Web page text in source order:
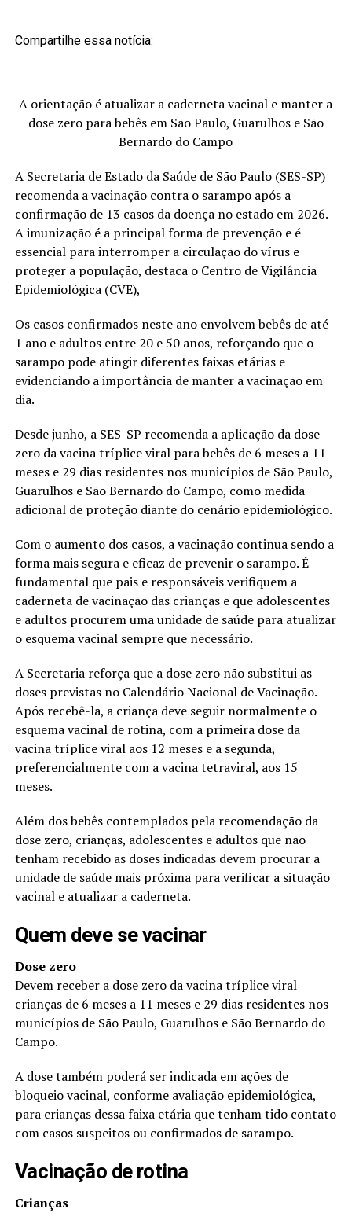
Compartilhe essa notícia:
A orientação é atualizar a caderneta vacinal e manter a
dose zero para bebês em São Paulo, Guarulhos e São
Bernardo do Campo
A Secretaria de Estado da Saúde de São Paulo (SES-SP)
recomenda a vacinação contra o sarampo após a
confirmação de 13 casos da doença no estado em 2026.
A imunização é a principal forma de prevenção e é
essencial para interromper a circulação do vírus e
proteger a população, destaca o Centro de Vigilância
Epidemiológica (CVE),
Os casos confirmados neste ano envolvem bebês de até
1 ano e adultos entre 20 e 50 anos, reforçando que o
sarampo pode atingir diferentes faixas etárias e
evidenciando a importância de manter a vacinação em
dia.
Desde junho, a SES-SP recomenda a aplicação da dose
zero da vacina tríplice viral para bebês de 6 meses a 11
meses e 29 dias residentes nos municípios de São Paulo,
Guarulhos e São Bernardo do Campo, como medida
adicional de proteção diante do cenário epidemiológico.
Com o aumento dos casos, a vacinação continua sendo a
forma mais segura e eficaz de prevenir o sarampo. É
fundamental que pais e responsáveis verifiquem a
caderneta de vacinação das crianças e que adolescentes
e adultos procurem uma unidade de saúde para atualizar
o esquema vacinal sempre que necessário.
A Secretaria reforça que a dose zero não substitui as
doses previstas no Calendário Nacional de Vacinação.
Após recebê-la, a criança deve seguir normalmente o
esquema vacinal de rotina, com a primeira dose da
vacina tríplice viral aos 12 meses e a segunda,
preferencialmente com a vacina tetraviral, aos 15
meses.
Além dos bebês contemplados pela recomendação da
dose zero, crianças, adolescentes e adultos que não
tenham recebido as doses indicadas devem procurar a
unidade de saúde mais próxima para verificar a situação
vacinal e atualizar a caderneta.
Quem deve se vacinar
Dose zero
Devem receber a dose zero da vacina tríplice viral
crianças de 6 meses a 11 meses e 29 dias residentes nos
municípios de São Paulo, Guarulhos e São Bernardo do
Campo.
A dose também poderá ser indicada em ações de
bloqueio vacinal, conforme avaliação epidemiológica,
para crianças dessa faixa etária que tenham tido contato
com casos suspeitos ou confirmados de sarampo.
Vacinação de rotina
Crianças